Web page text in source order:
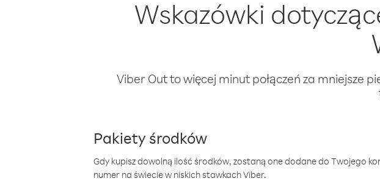
Wskazówki
Viber Out to więcej minut połączeń za mniejsze
Pakiety środków
Gdy kupisz dowolną ilość środków, zostaną one dodane do Twojego
numer na świecie w niskich stawkach Viber.